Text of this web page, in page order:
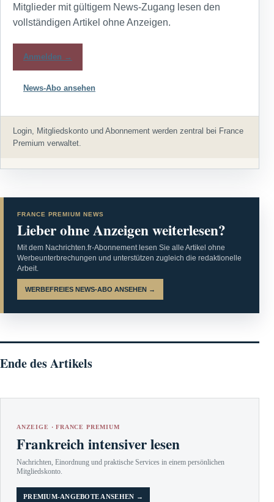
Mitglieder mit gültigem News-Zugang lesen den
vollständigen Artikel ohne Anzeigen.
Anmelden →
News-Abo ansehen
Login, Mitgliedskonto und Abonnement werden zentral bei France
Premium verwaltet.
FRANCE PREMIUM NEWS
Lieber ohne Anzeigen weiterlesen?
Mit dem Nachrichten.fr-Abonnement lesen Sie alle Artikel ohne
Werbeunterbrechungen und unterstützen zugleich die redaktionelle
Arbeit.
WERBEFREIES NEWS-ABO ANSEHEN →
Ende des Artikels
ANZEIGE · FRANCE PREMIUM
Frankreich intensiver lesen
Nachrichten, Einordnung und praktische Services in einem persönlichen
Mitgliedskonto.
PREMIUM-ANGEBOTE ANSEHEN →